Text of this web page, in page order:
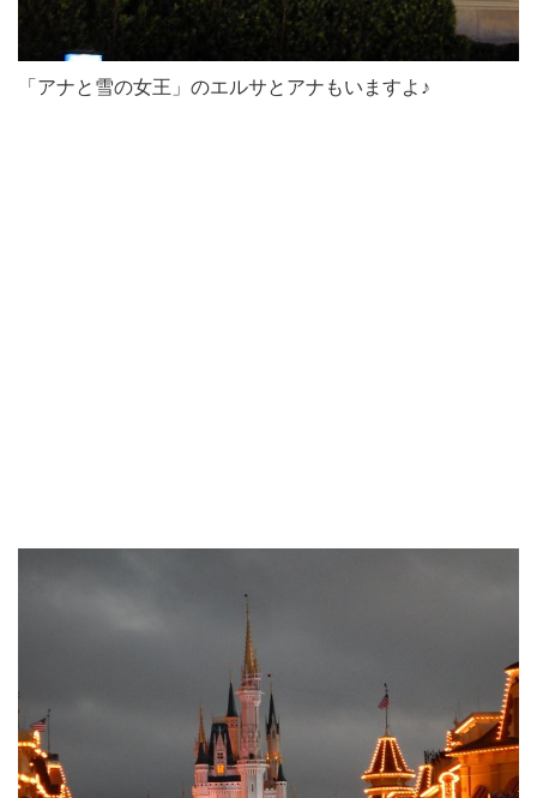
「アナと雪の女王」のエルサとアナもいますよ♪